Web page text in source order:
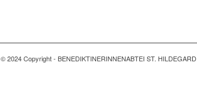
© 2024 Copyright - BENEDIKTINERINNENABTEI ST. HILDEGARD